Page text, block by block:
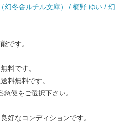
幻冬舎ルチル文庫） / 櫛野 ゆい / 幻
です。
料です。
料無料です。
便をご選択下さい。
好なコンディションです。